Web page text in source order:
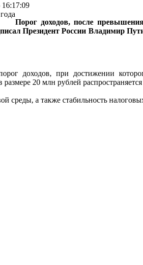
Порог доходов, после
Президент России Владимир
доходов, при достижении
20 млн рублей
среды, а также стабильность